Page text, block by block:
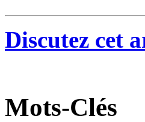
Discutez cet
Mots-Clés